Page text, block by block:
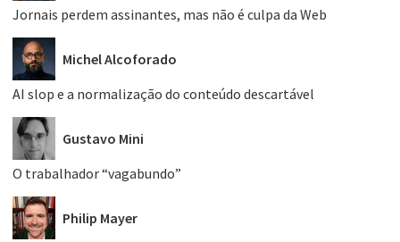
Jornais perdem assinantes, mas não é culpa da Web
Michel Alcoforado
AI slop e a normalização do conteúdo descartável
Gustavo Mini
O trabalhador “vagabundo”
Philip Mayer